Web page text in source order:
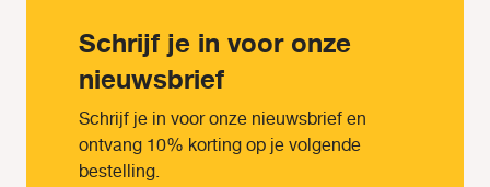
Schrijf je in voor onze
nieuwsbrief
Schrijf je in voor onze nieuwsbrief en
ontvang 10% korting op je volgende
bestelling.